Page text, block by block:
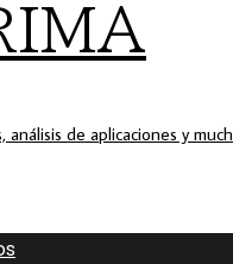
de aplicaciones y